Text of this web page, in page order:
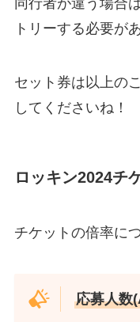
同行者が違う場合
トリーする必要が
セット券は以上の
してくださいね！
ロッキン2024チ
チケットの倍率に
応募人数